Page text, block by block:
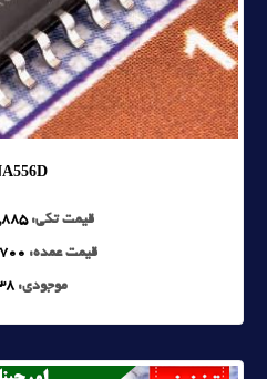
قیمت تکی:
قیمت عمده:
موجودی: